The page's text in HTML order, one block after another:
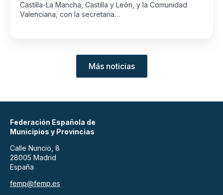
Castilla-La Mancha, Castilla y León, y la Comunidad
Valenciana, con la secretaria…
Más noticias
Federación Española de
Municipios y Provincias
Calle Nuncio, 8
28005 Madrid
España
femp@femp.es